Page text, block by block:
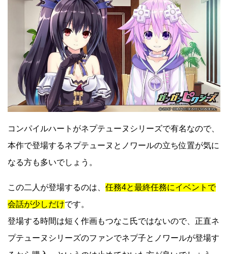
コンパイルハートがネプテューヌシリーズで有名なので、
本作で登場するネプテューヌとノワールの立ち位置が気に
なる方も多いでしょう。
この二人が登場するのは、 任務4と最終任務にイベントで
会話が少しだけです。
登場する時間は短く作画もつなこ氏ではないので、正直ネ
プテューヌシリーズのファンでネプ子とノワールが登場す